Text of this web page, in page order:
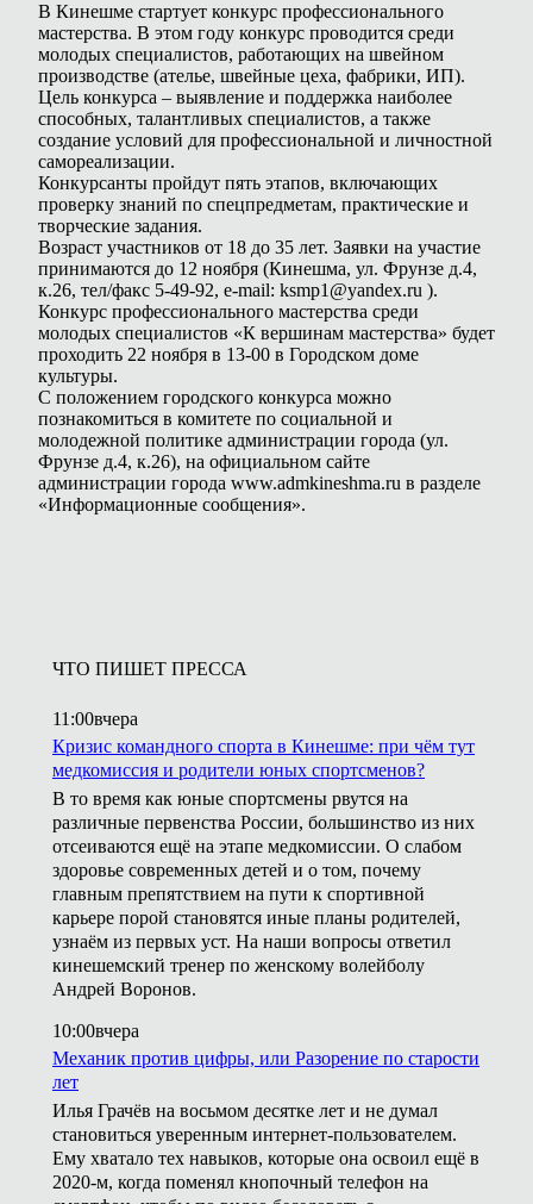
В Кинешме стартует конкурс профессионального
мастерства. В этом году конкурс проводится среди
молодых специалистов, работающих на швейном
производстве (ателье, швейные цеха, фабрики, ИП).
Цель конкурса – выявление и поддержка наиболее
способных, талантливых специалистов, а также
создание условий для профессиональной и личностной
самореализации.
Конкурсанты пройдут пять этапов, включающих
проверку знаний по спецпредметам, практические и
творческие задания.
Возраст участников от 18 до 35 лет. Заявки на участие
принимаются до 12 ноября (Кинешма, ул. Фрунзе д.4,
к.26, тел/факс 5-49-92, e-mail: ksmp1@yandex.ru ).
Конкурс профессионального мастерства среди
молодых специалистов «К вершинам мастерства» будет
проходить 22 ноября в 13-00 в Городском доме
культуры.
С положением городского конкурса можно
познакомиться в комитете по социальной и
молодежной политике администрации города (ул.
Фрунзе д.4, к.26), на официальном сайте
администрации города www.admkineshma.ru в разделе
«Информационные сообщения».
ЧТО ПИШЕТ ПРЕССА
11:00вчера
Кризис командного спорта в Кинешме: при чём тут
медкомиссия и родители юных спортсменов?
В то время как юные спортсмены рвутся на
различные первенства России, большинство из них
отсеиваются ещё на этапе медкомиссии. О слабом
здоровье современных детей и о том, почему
главным препятствием на пути к спортивной
карьере порой становятся иные планы родителей,
узнаём из первых уст. На наши вопросы ответил
кинешемский тренер по женскому волейболу
Андрей Воронов.
10:00вчера
Механик против цифры, или Разорение по старости
лет
Илья Грачёв на восьмом десятке лет и не думал
становиться уверенным интернет-пользователем.
Ему хватало тех навыков, которые она освоил ещё в
2020-м, когда поменял кнопочный телефон на